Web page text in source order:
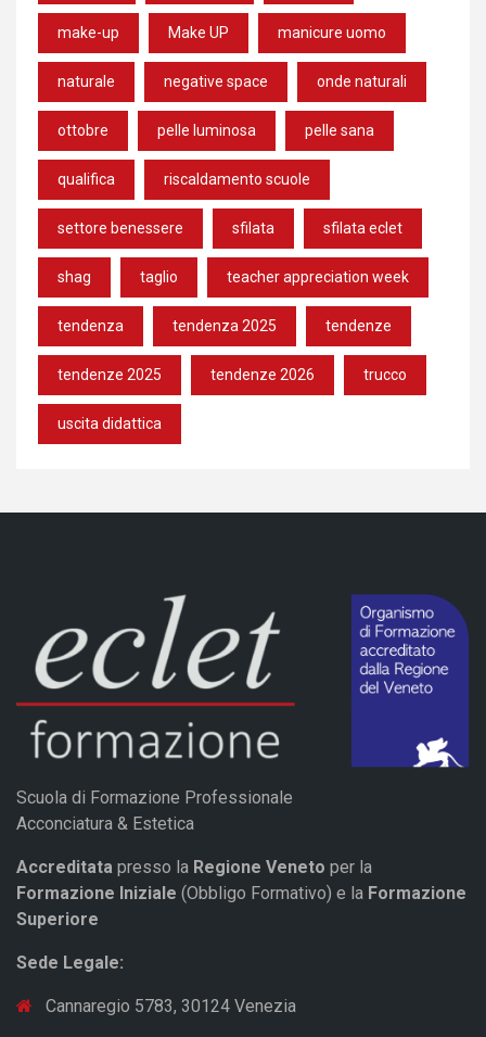
make-up Make UP manicure uomo
naturale negative space onde naturali
ottobre pelle luminosa pelle sana
qualifica riscaldamento scuole
settore benessere sfilata sfilata eclet
shag taglio teacher appreciation week
tendenza tendenza 2025 tendenze
tendenze 2025 tendenze 2026 trucco
uscita didattica
Scuola di Formazione Professionale
Acconciatura & Estetica
Accreditata presso la Regione Veneto per la
Formazione Iniziale (Obbligo Formativo) e la Formazione
Superiore
Sede Legale:
Cannaregio 5783, 30124 Venezia